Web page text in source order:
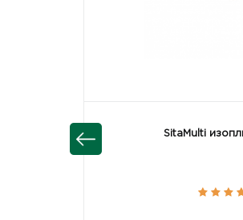
SitaMulti